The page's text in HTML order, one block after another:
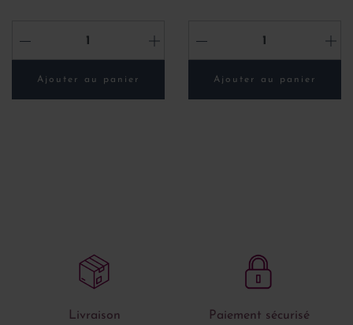
- +
Ajouter au panier
- +
Ajouter au panier
Livraison Paiement sécurisé